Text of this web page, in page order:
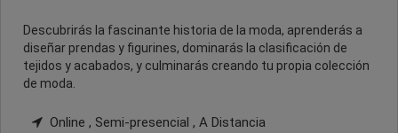
Descubrirás la fascinante historia de la moda, aprenderás a
diseñar prendas y figurines, dominarás la clasificación de
tejidos y acabados, y culminarás creando tu propia colección
de moda.
Online , Semi-presencial , A Distancia